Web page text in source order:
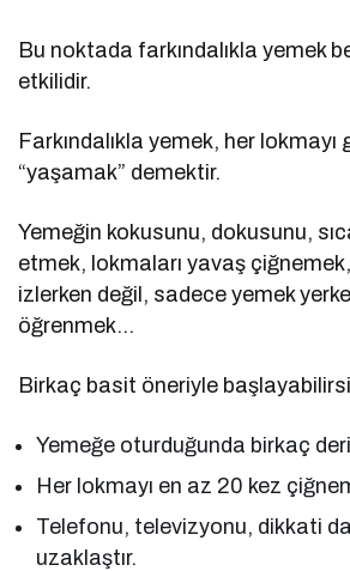
Bu noktada farkındalıkla yemek
etkilidir.
Farkındalıkla yemek, her lokmayı
“yaşamak” demektir.
Yemeğin kokusunu, dokusunu,
etmek, lokmaları yavaş
izlerken değil, sadece yemek
öğrenmek…
Birkaç basit öneriyle
Yemeğe oturduğunda birkaç
Her lokmayı en az 20 kez
Telefonu, televizyonu, dikkati
uzaklaştır.